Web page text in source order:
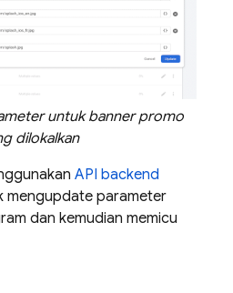
untuk banner promo
dilokalkan
API backend
mengupdate parameter
dan kemudian memicu